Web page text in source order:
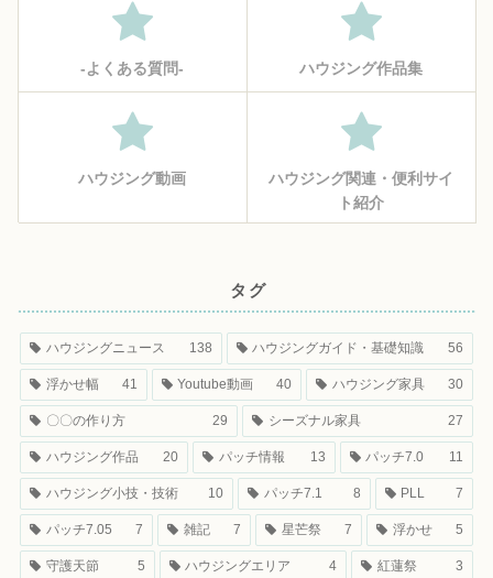
‐よくある質問‐ ハウジング作品集
ハウジング動画
ハウジング関連・便利サイ
ト紹介
タグ
ハウジングニュース 138 ハウジングガイド・基礎知識 56
浮かせ幅 41 Youtube動画 40 ハウジング家具 30
〇〇の作り方 29 シーズナル家具 27
ハウジング作品 20 パッチ情報 13 パッチ7.0 11
ハウジング小技・技術 10 パッチ7.1 8 PLL 7
パッチ7.05 7 雑記 7 星芒祭 7 浮かせ 5
守護天節 5 ハウジングエリア 4 紅蓮祭 3